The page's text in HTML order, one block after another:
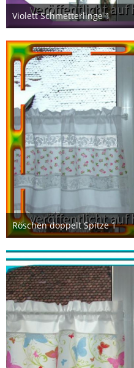
Violett Schmetterlinge 1
3. Februar 2013
Röschen doppelt Spitze 1
3. Februar 2013